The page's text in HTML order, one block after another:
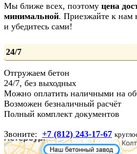
Мы ближе всех, поэтому цена
минимальной. Приезжайте к нам
и убедитесь сами!
24/7
Отгружаем бетон
24/7, без выходных
Можно оплатить наличными на
Возможен безналичный расчёт
Полный комплект документов
Звоните: +7 (812) 243-17-67